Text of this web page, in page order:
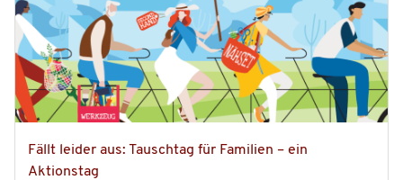
Fällt leider aus: Tauschtag für Familien – ein
Aktionstag